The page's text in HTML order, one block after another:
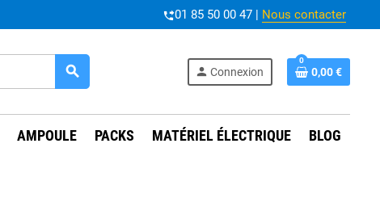
phone_forwarded01 85 50 00 47 | Nous contacter
search person Connexion
0
0,00 €
AMPOULE PACKS MATÉRIEL ÉLECTRIQUE BLOG